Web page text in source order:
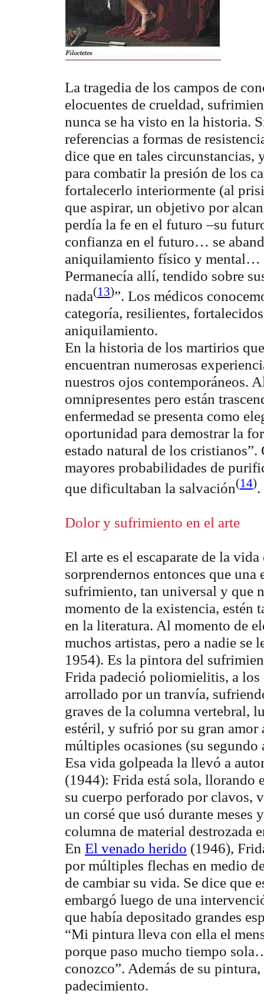
La tragedia de los campos de
elocuentes de crueldad,
nunca se ha visto en la historia.
referencias a formas de
dice que en tales circunstancias,
para combatir la presión de los
fortalecerlo interiormente (al
que aspirar, un objetivo por
perdía la fe en el futuro –su
confianza en el futuro… se
aniquilamiento físico y mental…
Permanecía allí, tendido sobre
nada(13)”. Los médicos
categoría, resilientes,
aniquilamiento.
En la historia de los martirios
encuentran numerosas
nuestros ojos contemporáneos.
omnipresentes pero están
enfermedad se presenta como
oportunidad para demostrar la
estado natural de los cristianos”.
mayores probabilidades de
que dificultaban la salvación(14).
Dolor y sufrimiento en el arte
El arte es el escaparate de la
sorprendernos entonces que
sufrimiento, tan universal y que
momento de la existencia, estén
en la literatura. Al momento de
muchos artistas, pero a nadie
1954). Es la pintora del
Frida padeció poliomielitis, a los
arrollado por un tranvía,
graves de la columna vertebral,
estéril, y sufrió por su gran
múltiples ocasiones (su
Esa vida golpeada la llevó a
(1944): Frida está sola, llorando
su cuerpo perforado por clavos,
un corsé que usó durante meses
columna de material destrozada
En El venado herido (1946),
por múltiples flechas en medio
de cambiar su vida. Se dice que
embargó luego de una
que había depositado grandes
“Mi pintura lleva con ella el
porque paso mucho tiempo
conozco”. Además de su
padecimiento.